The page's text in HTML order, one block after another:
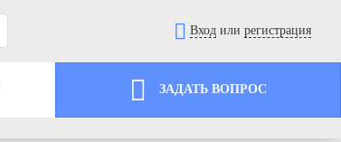
Вход или регистрация
ЗАДАТЬ ВОПРОС